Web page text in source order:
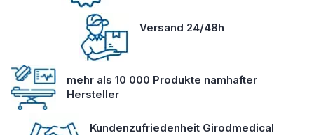
Versand 24/48h
mehr als 10 000 Produkte namhafter
Hersteller
Kundenzufriedenheit Girodmedical